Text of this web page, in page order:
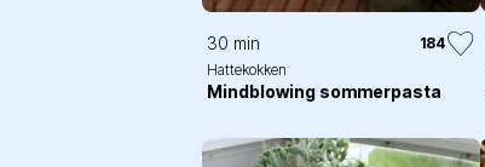
30 min
184
Hattekokken
Mindblowing sommerpasta